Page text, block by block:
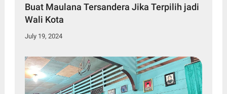
Buat Maulana Tersandera Jika Terpilih jadi
Wali Kota
July 19, 2024